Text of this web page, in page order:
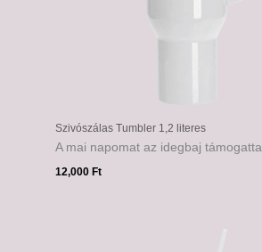
Szivószálas Tumbler 1,2 literes
A mai napomat az idegbaj támogatta
12,000 Ft